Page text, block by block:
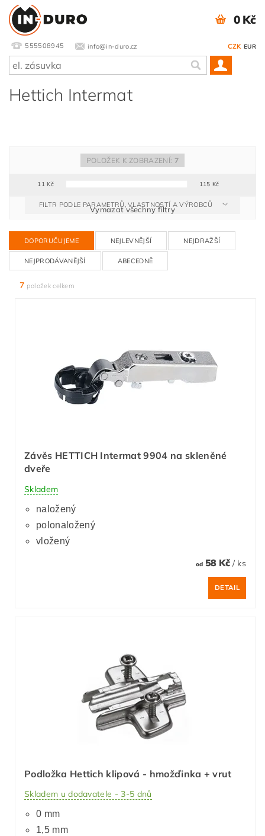
555508945 info@in-duro.cz CZK EUR
0 Kč
Hettich Intermat
11Kč 115 Kč
POLOŽEK K ZOBRAZENÍ: 7
FILTR PODLE PARAMETRŮ, VLASTNOSTÍ A VÝROBCŮ
Vymazat všechny filtry
DOPORUČUJEME NEJLEVNĚJŠÍ NEJDRAŽŠÍ
NEJPRODÁVANĚJŠÍ ABECEDNĚ
7 položek celkem
Závěs HETTICH Intermat 9904 na skleněné
dveře
Skladem
naložený
polonaložený
vložený
od58 Kč / ks
DETAIL
Podložka Hettich klipová - hmožďinka + vrut
Skladem u dodavatele - 3-5 dnů
0 mm
1,5 mm